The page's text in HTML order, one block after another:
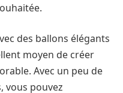
des ballons élégants
moyen de créer
Avec un peu de
vous pouvez